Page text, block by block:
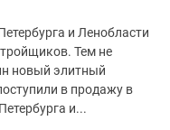
и Ленобласти
Тем не
новый элитный
в продажу в
и...